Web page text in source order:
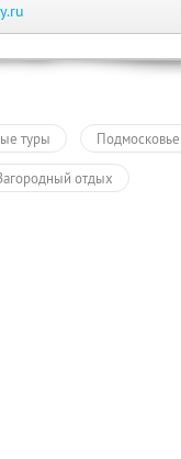
туры Подмосковье
отдых